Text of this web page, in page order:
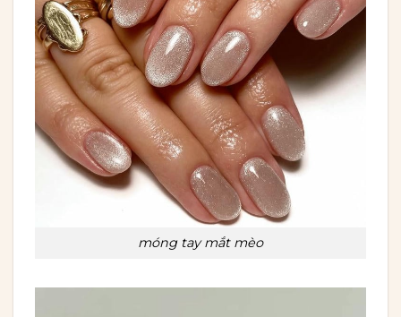
móng tay mắt mèo